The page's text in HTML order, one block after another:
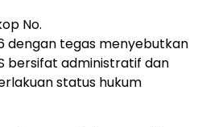
No.
dengan tegas menyebutkan
bersifat administratif dan
status hukum